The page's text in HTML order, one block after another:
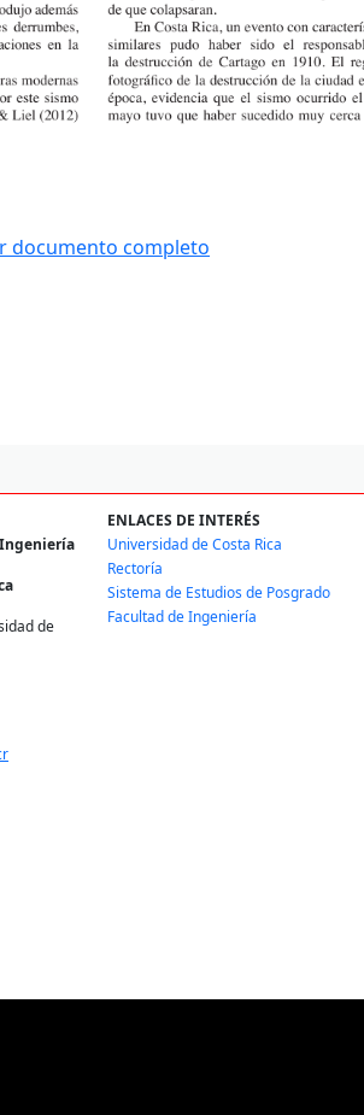
documento completo
de
ENLACES DE INTERÉS
Universidad de Costa Rica
Rectoría
Sistema de Estudios de Posgrado
Facultad de Ingeniería